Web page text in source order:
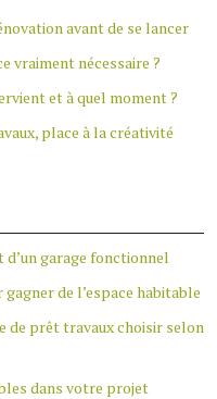
avant de se lancer
vraiment nécessaire ?
et à quel moment ?
place à la créativité
garage fonctionnel
de l’espace habitable
de prêt travaux choisir selon
dans votre projet